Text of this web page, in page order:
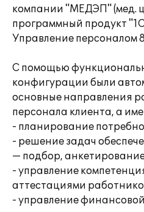
компании "МЕДЭП" (мед.
программный продукт
Управление персоналом
С помощью
конфигурации были
основные направления
персонала клиента, а
- планирование
- решение задач
— подбор,
- управление
аттестациями
- управление